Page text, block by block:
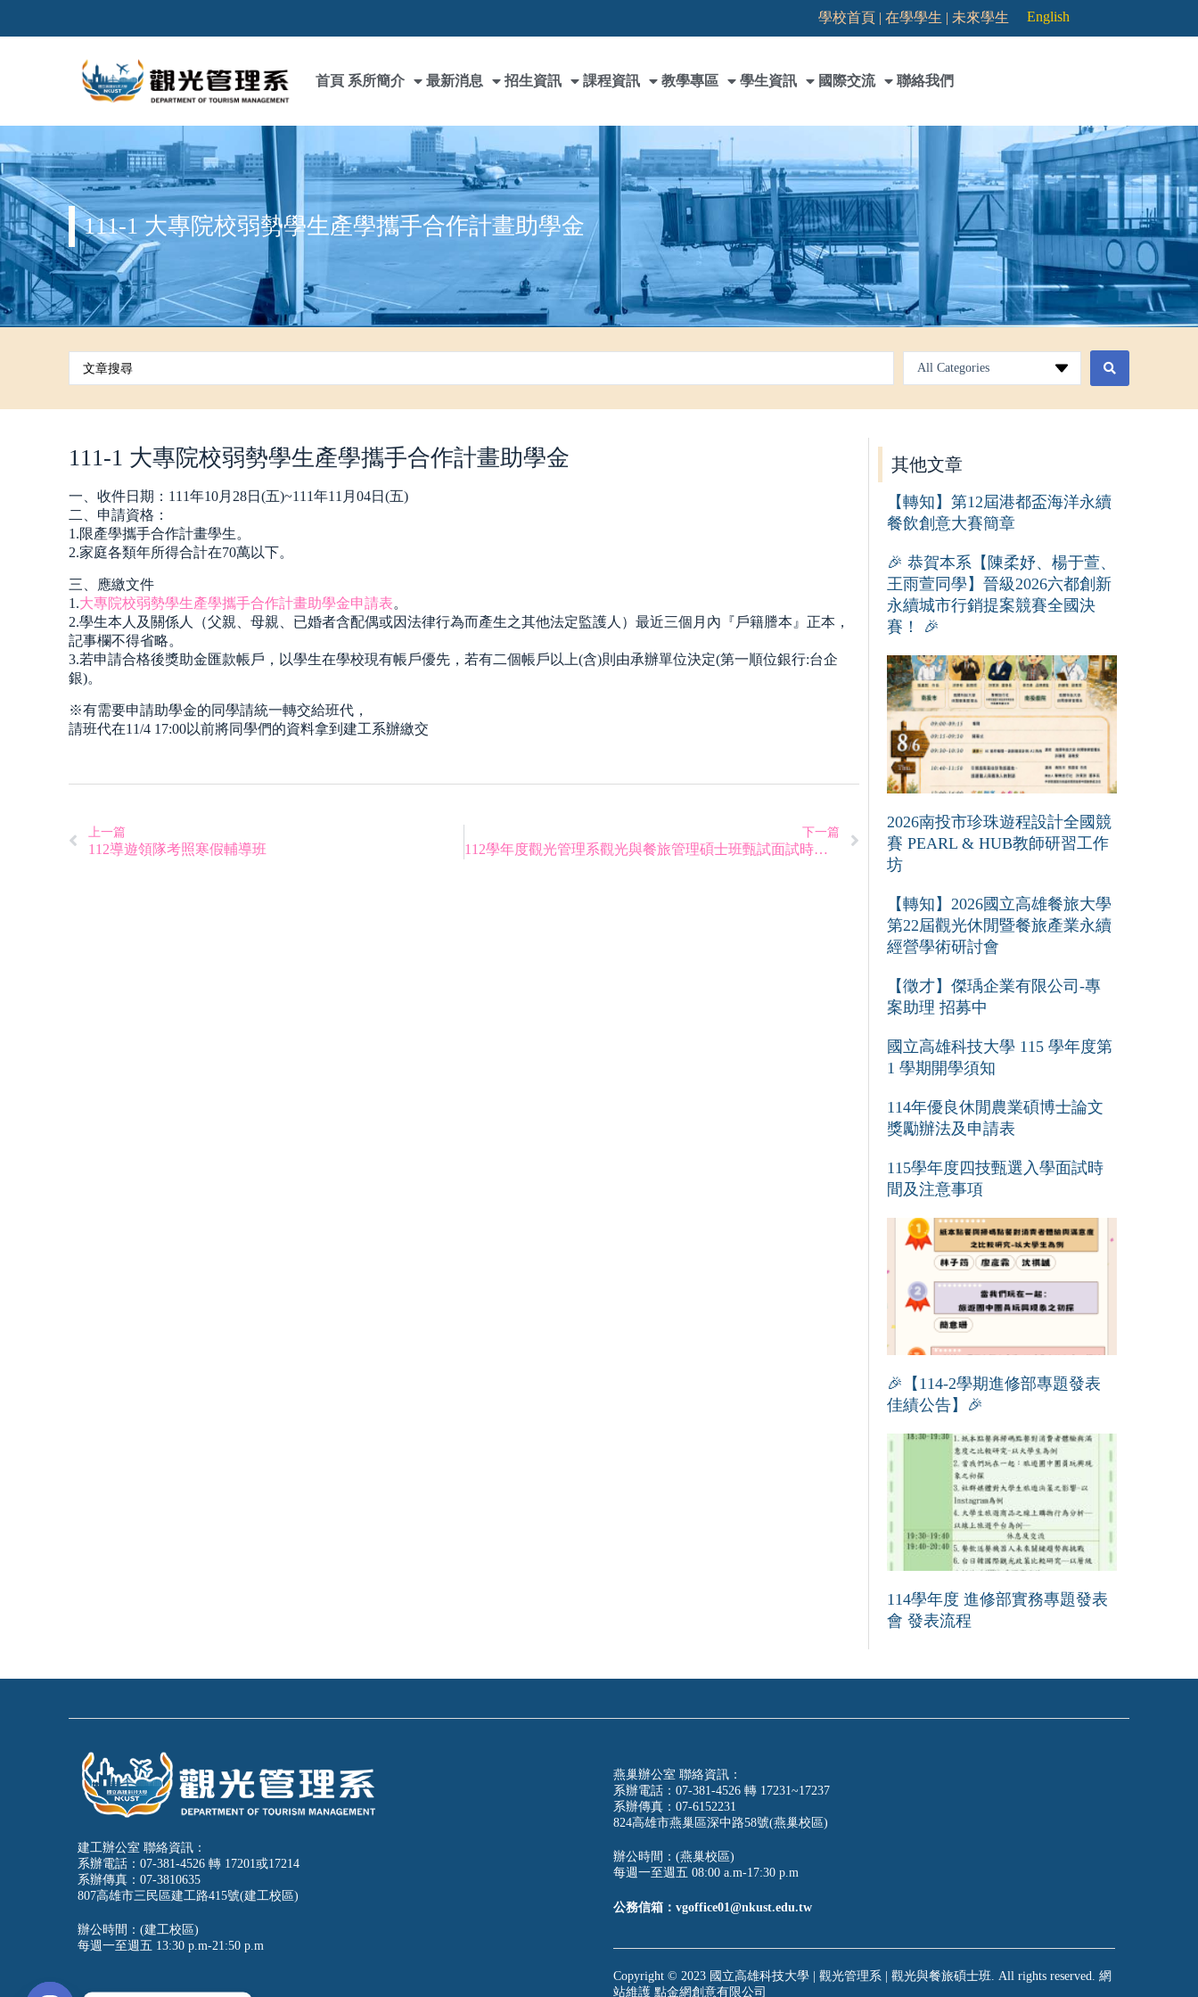
學校首頁 |在學學生 | 未來學生 English
首頁 系所簡介 最新消息 招生資訊 課程資訊 教學專區 學生資訊 國際交流 聯絡我們
111-1 大專院校弱勢學生產學攜手合作計畫助學金
All Categories
111-1 大專院校弱勢學生產學攜手合作計畫助學金
一、收件日期：111年10月28日(五)~111年11月04日(五)
二、申請資格：
1.限產學攜手合作計畫學生。
2.家庭各類年所得合計在70萬以下。
三、應繳文件
1.大專院校弱勢學生產學攜手合作計畫助學金申請表。
2.學生本人及關係人（父親、母親、已婚者含配偶或因法律行為而產生之其他法定監護人）最近三個月內『戶籍謄本』正本，
記事欄不得省略。
3.若申請合格後獎助金匯款帳戶，以學生在學校現有帳戶優先，若有二個帳戶以上(含)則由承辦單位決定(第一順位銀行:台企
銀)。
※有需要申請助學金的同學請統一轉交給班代，
請班代在11/4 17:00以前將同學們的資料拿到建工系辦繳交
上一篇
112導遊領隊考照寒假輔導班
下一篇
112學年度觀光管理系觀光與餐旅管理碩士班甄試面試時間表
其他文章
【轉知】第12屆港都盃海洋永續
餐飲創意大賽簡章
🎉 恭賀本系【陳柔妤、楊于萱、
王雨萱同學】晉級2026六都創新
永續城市行銷提案競賽全國決
賽！ 🎉
2026南投市珍珠遊程設計全國競
賽 PEARL & HUB教師研習工作
坊
【轉知】2026國立高雄餐旅大學
第22屆觀光休閒暨餐旅產業永續
經營學術研討會
【徵才】傑瑀企業有限公司-專
案助理 招募中
國立高雄科技大學 115 學年度第
1 學期開學須知
114年優良休閒農業碩博士論文
獎勵辦法及申請表
115學年度四技甄選入學面試時
間及注意事項
🎉【114-2學期進修部專題發表
佳績公告】🎉
114學年度 進修部實務專題發表
會 發表流程
建工辦公室 聯絡資訊：
系辦電話：07-381-4526 轉 17201或17214
系辦傳真：07-3810635
807高雄市三民區建工路415號(建工校區)
辦公時間：(建工校區)
每週一至週五 13:30 p.m-21:50 p.m
燕巢辦公室 聯絡資訊：
系辦電話：07-381-4526 轉 17231~17237
系辦傳真：07-6152231
824高雄市燕巢區深中路58號(燕巢校區)
辦公時間：(燕巢校區)
每週一至週五 08:00 a.m-17:30 p.m
公務信箱：vgoffice01@nkust.edu.tw
Copyright © 2023 國立高雄科技大學 | 觀光管理系 | 觀光與餐旅碩士班. All rights reserved. 網
站維護 點金網創意有限公司